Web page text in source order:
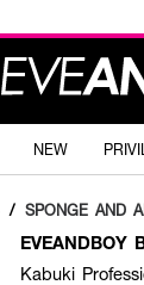
NEW
/ SPONGE AND
EVEANDBOY
Kabuki